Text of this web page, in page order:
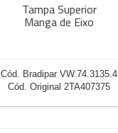
Tampa Superior
Manga de Eixo
Cód. Bradipar VW.74.3135.4
Cód. Original 2TA407375